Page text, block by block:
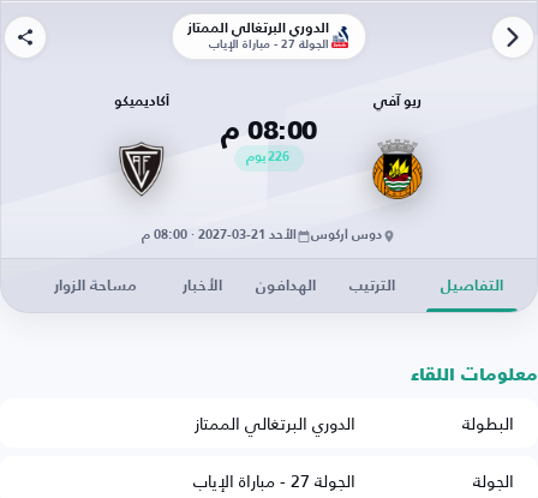
الدوري البرتغالي الممتاز
الجولة 27 - مباراة الإياب
ريو آفي
08:00 م
226يوم
أكاديميكو
دوس أركوس الأحد 21-03-2027 · 08:00 م
التفاصيل الترتيب الهدافون الأخبار مساحة الزوار
معلومات اللقاء
البطولة
الدوري البرتغالي الممتاز
الجولة
الجولة 27 - مباراة الإياب